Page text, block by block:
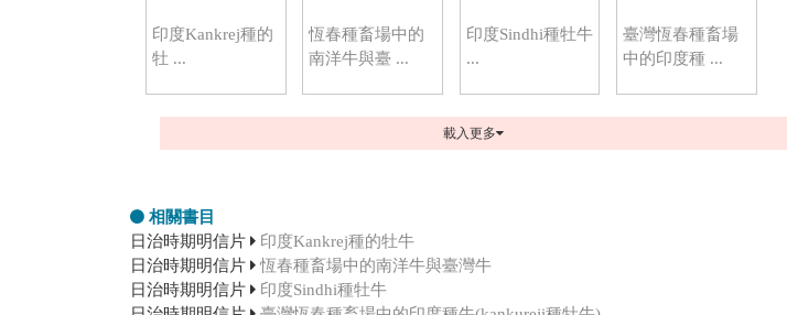
印度Kankrej種的
牡 ...
恆春種畜場中的
南洋牛與臺 ...
印度Sindhi種牡牛
...
臺灣恆春種畜場
中的印度種 ...
載入更多
相關書目
日治時期明信片
印度Kankrej種的牡牛
日治時期明信片
恆春種畜場中的南洋牛與臺灣牛
日治時期明信片
印度Sindhi種牡牛